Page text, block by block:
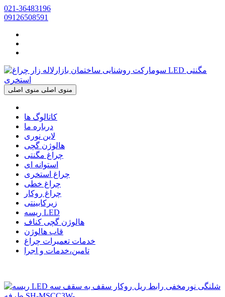
021-36483196
09126508591
منوی اصلی منوی اصلی
کاتالوگ ها
درباره ما
لاین نوری
هالوژن گچی
چراغ مگنتی
استوانه ای
چراغ استخری
چراغ خطی
چراغ روکار
زیرکابینتی
ریسه LED
هالوژن گچی کناف
قاب هالوژن
خدمات تعمیرات چراغ
تامین،خدمات و اجرا